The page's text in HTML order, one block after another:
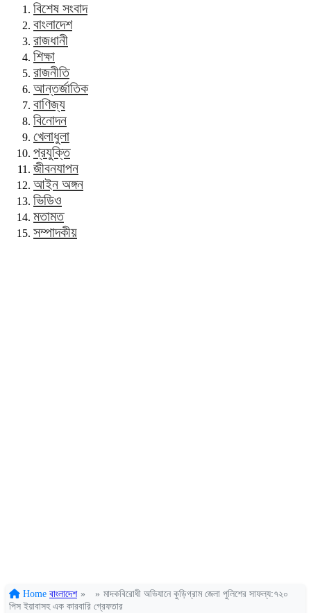
বিশেষ সংবাদ
বাংলাদেশ
রাজধানী
শিক্ষা
রাজনীতি
আন্তর্জাতিক
বাণিজ্য
বিনোদন
খেলাধুলা
প্রযুক্তি
জীবনযাপন
আইন অঙ্গন
ভিডিও
মতামত
সম্পাদকীয়
Home বাংলাদেশ » » মাদকবিরোধী অভিযানে কুড়িগ্রাম জেলা পুলিশের সাফল্য:৭২০
পিস ইয়াবাসহ এক কারবারি গ্রেফতার